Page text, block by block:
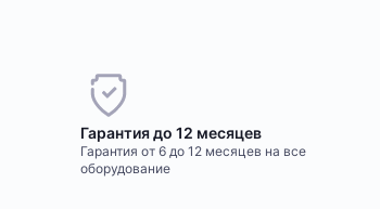
Гарантия до 12 месяцев
Гарантия от 6 до 12 месяцев на все
оборудование